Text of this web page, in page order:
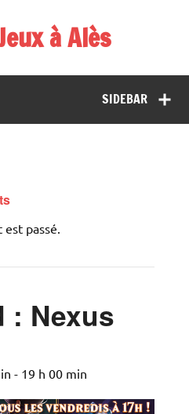
à Alès
et de tournois
SIDEBAR
passé.
: Nexus
- 19 h 00 min